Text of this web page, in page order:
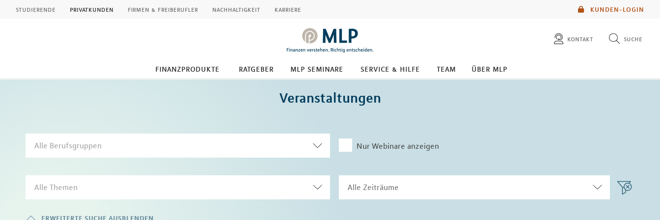
KUNDEN-LOGIN
studierende privatkunden firmen & freiberufler nachhaltigkeit karriere
kontakt suche
finanzprodukte ratgeber mlp seminare service & hilfe team über mlp
Veranstaltungen
Alle Berufsgruppen Nur Webinare anzeigen
erweiterte suche ausblenden
Alle Themen